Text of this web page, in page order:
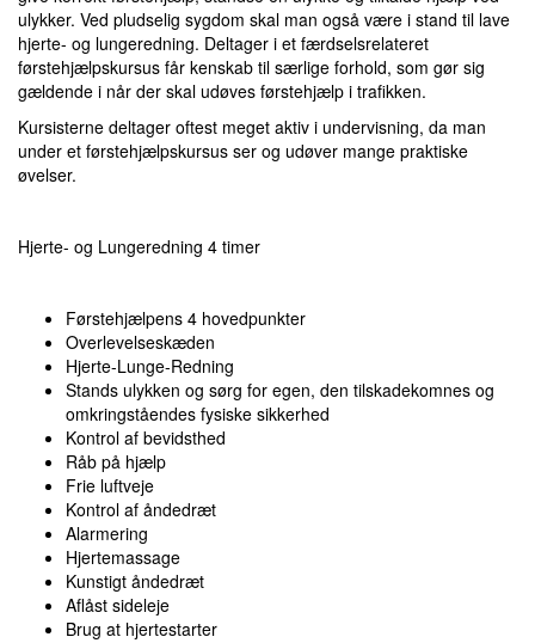
ulykker. Ved pludselig sygdom skal man også være i stand til lave
hjerte- og lungeredning. Deltager i et færdselsrelateret
førstehjælpskursus får kenskab til særlige forhold, som gør sig
gældende i når der skal udøves førstehjælp i trafikken.
Kursisterne deltager oftest meget aktiv i undervisning, da man
under et førstehjælpskursus ser og udøver mange praktiske
øvelser.
Hjerte- og Lungeredning 4 timer
Førstehjælpens 4 hovedpunkter
Overlevelseskæden
Hjerte-Lunge-Redning
Stands ulykken og sørg for egen, den tilskadekomnes og
omkringståendes fysiske sikkerhed
Kontrol af bevidsthed
Råb på hjælp
Frie luftveje
Kontrol af åndedræt
Alarmering
Hjertemassage
Kunstigt åndedræt
Aflåst sideleje
Brug at hjertestarter